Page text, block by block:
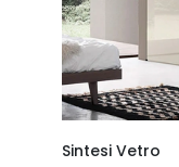
Sintesi Vetro